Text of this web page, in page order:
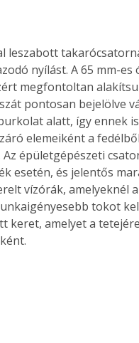
leszabott
nyílást. A 65 mm-
megfontoltan
pontosan bejelölve
alatt, így ennek
elemeiként a
Az épületgépészeti
esetén, és jelentős
vízórák, amelyeknél
tokot
keret, amelyet a